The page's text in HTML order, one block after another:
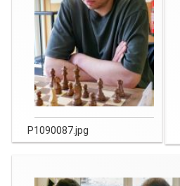
P1090087.jpg